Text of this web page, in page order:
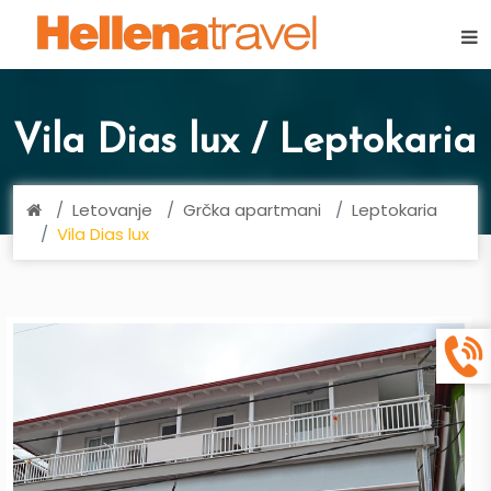
Vila Dias lux / Leptokaria
Letovanje Grčka apartmani
Leptokaria
Vila Dias lux
×